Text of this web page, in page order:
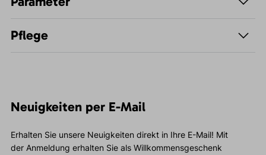
Pflege
Neuigkeiten per E-Mail
Erhalten Sie unsere Neuigkeiten direkt in Ihre E-Mail! Mit
der Anmeldung erhalten Sie als Willkommensgeschenk